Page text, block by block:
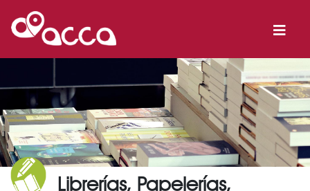
Librerías, Papelerías,